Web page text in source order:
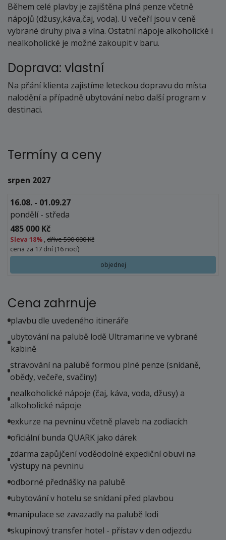
Během celé plavby je zajištěna plná penze včetně
nápojů (džusy,káva,čaj, voda). U večeří jsou v ceně
vybrané druhy piva a vína. Ostatní nápoje alkoholické i
nealkoholické je možné zakoupit v baru.
Doprava: vlastní
Na přání klienta zajistíme leteckou dopravu do místa
nalodění a případně ubytování nebo další program v
destinaci.
Termíny a ceny
srpen 2027
16.08. - 01.09.27
pondělí - středa
485 000 Kč
Sleva 18% dříve 590 000 Kč
cena za 17 dní (16 nocí)
objednej
Cena zahrnuje
plavbu dle uvedeného itineráře
ubytování na palubě lodě Ultramarine ve vybrané
kabině
stravování na palubě formou plné penze (snídaně,
obědy, večeře, svačiny)
nealkoholické nápoje (čaj, káva, voda, džusy) a
alkoholické nápoje
exkurze na pevninu včetně plaveb na zodiacích
oficiální bunda QUARK jako dárek
zdarma zapůjčení voděodolné expediční obuvi na
výstupy na pevninu
odborné přednášky na palubě
ubytování v hotelu se snídaní před plavbou
manipulace se zavazadly na palubě lodi
skupinový transfer hotel - přístav v den odjezdu